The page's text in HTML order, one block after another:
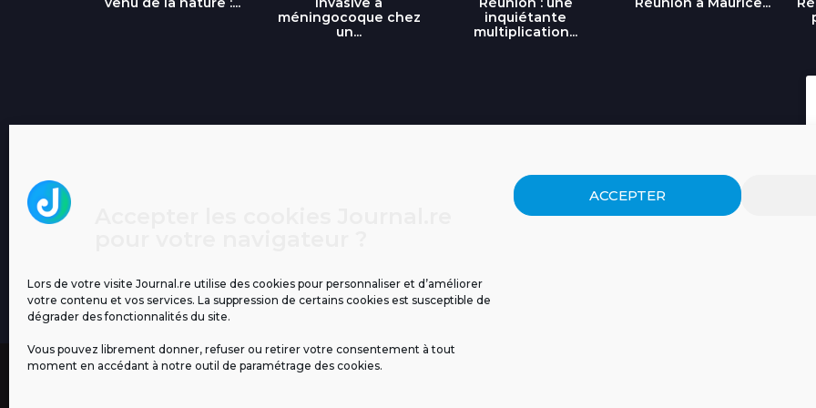
Lors de votre visite Journal.re utilise des cookies pour personnaliser et d’améliorer
votre contenu et vos services. La suppression de certains cookies est susceptible de
dégrader des fonctionnalités du site.
Vous pouvez librement donner, refuser ou retirer votre consentement à tout
moment en accédant à notre outil de paramétrage des cookies.
ACCEPTER
méningocoque chez
un...
inquiétante
multiplication...
MENTIONS LÉGALES PUBLICITÉ BLOG NOS ÉMISSIONS